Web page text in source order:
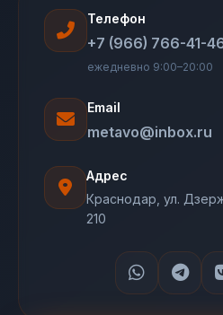
Телефон
+7 (966) 766-41-
ежедневно 9:00–20:00
Email
metavo@inbox.ru
Адрес
Краснодар, ул.
210